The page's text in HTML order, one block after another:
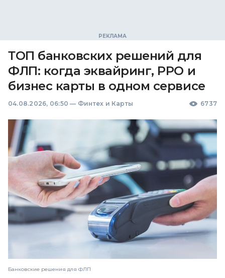
ТОП банковских решений для
ФЛП: когда эквайринг, РРО и
бизнес карты в одном сервисе
04.08.2026, 06:50 — Финтех и Карты 6737
Банковские решения для ФЛП